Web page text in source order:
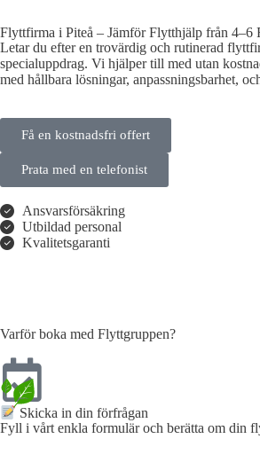
Flyttfirma i Piteå – Jämför Flytthjälp från 4–6
Letar du efter en trovärdig och rutinerad
specialuppdrag. Vi hjälper till med utan
med hållbara lösningar, anpassningsbarhet,
Få en kostnadsfri offert
Prata med en telefonist
Ansvarsförsäkring
Utbildad personal
Kvalitetsgaranti
Varför boka med Flyttgruppen?
Skicka in din förfrågan
Fyll i vårt enkla formulär och berätta om din